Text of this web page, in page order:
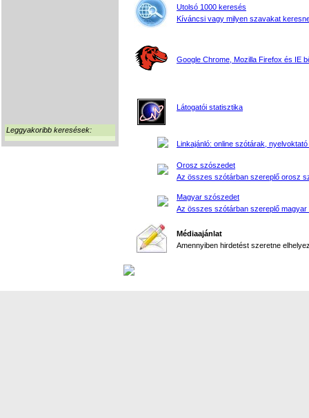
Leggyakoribb keresések:
Utolsó 1000 keresés
Kíváncsi vagy milyen szavakat
Google Chrome, Mozilla Firefox és IE
Látogatói statisztika
Linkajánló: online szótárak, nyelvoktató
Orosz szószedet
Az összes szótárban szereplő orosz
Magyar szószedet
Az összes szótárban szereplő magyar
Médiaajánlat
Amennyiben hirdetést szeretne